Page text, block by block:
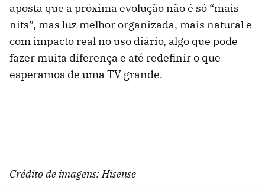
aposta que a próxima evolução não é só “mais
nits”, mas luz melhor organizada, mais natural e
com impacto real no uso diário, algo que pode
fazer muita diferença e até redefinir o que
esperamos de uma TV grande.
Crédito de imagens: Hisense